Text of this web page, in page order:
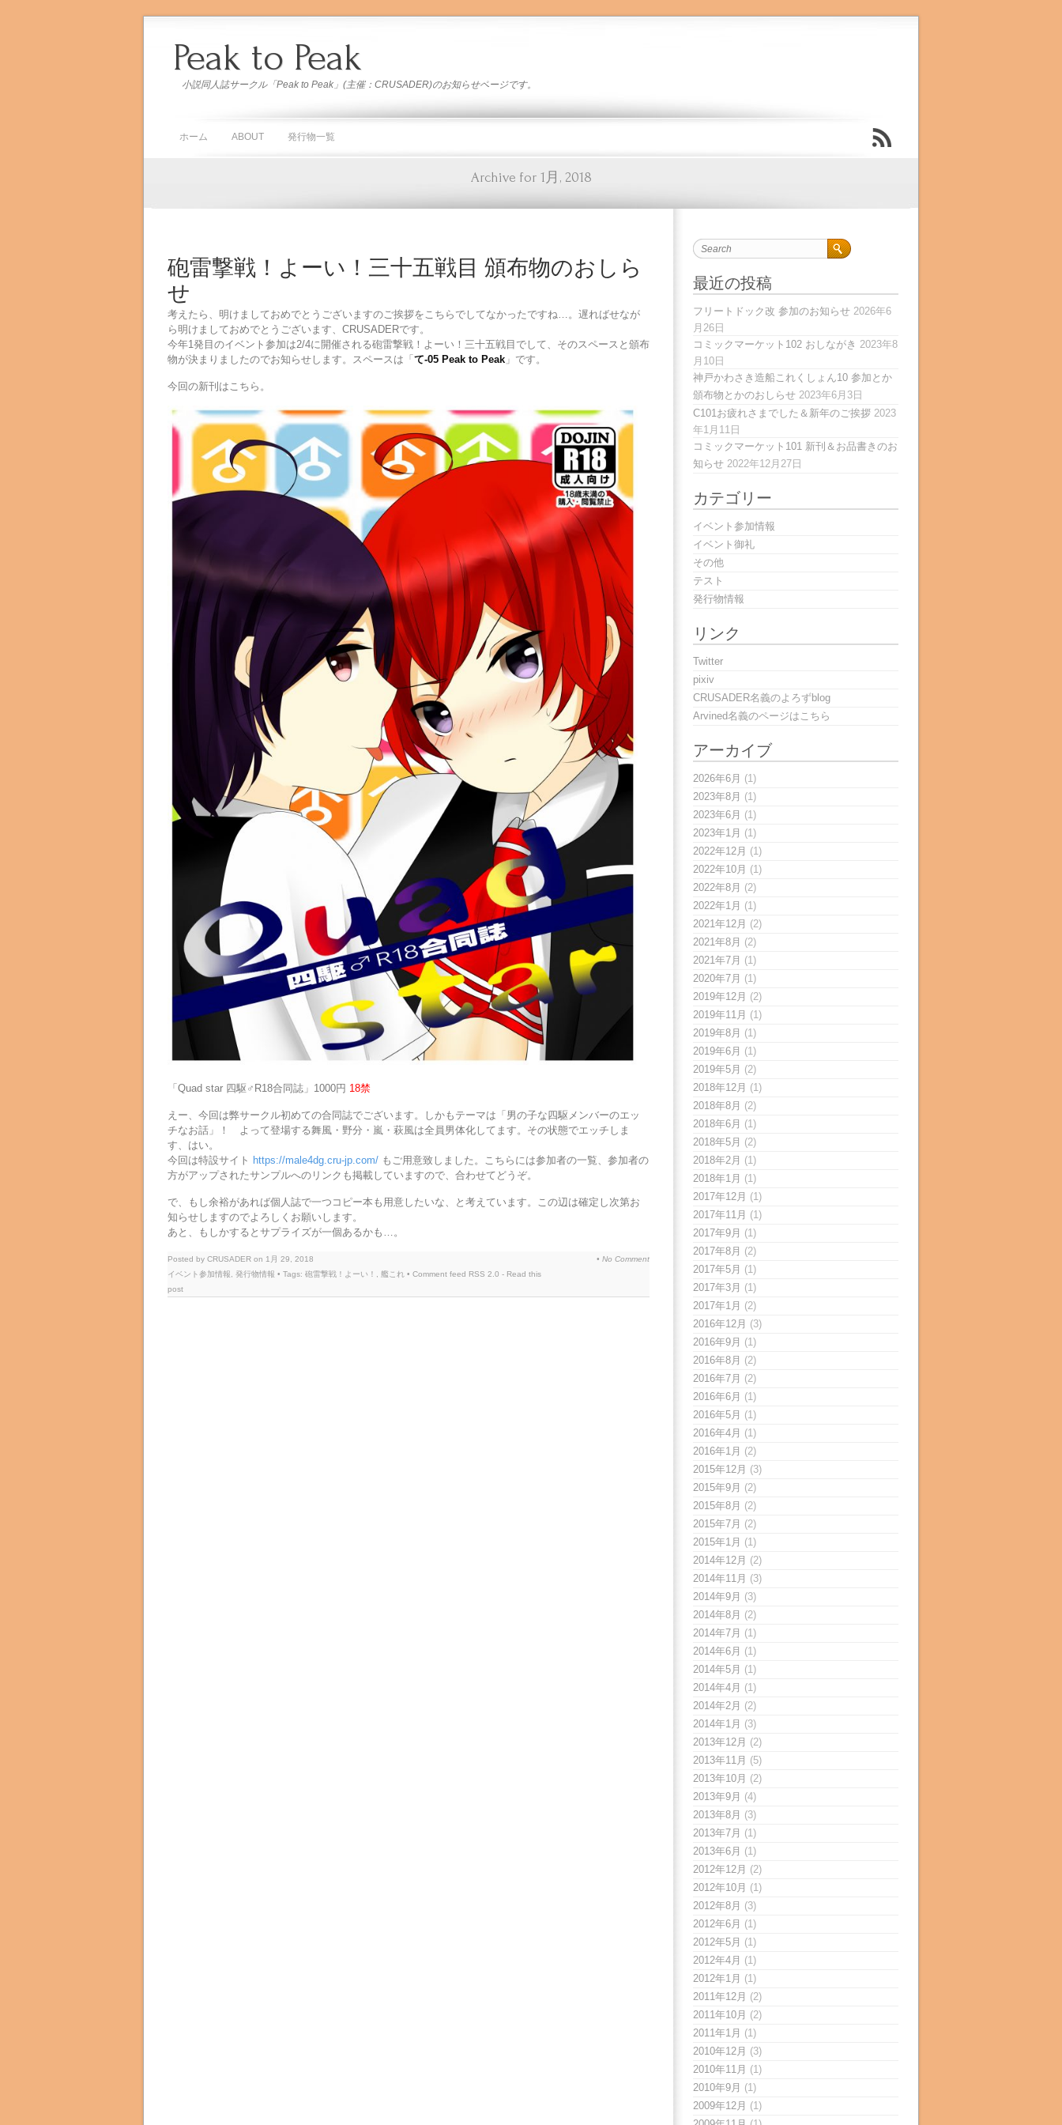
Peak to Peak
小説同人誌サークル「Peak to Peak」(主催：CRUSADER)のお知らせページです。
ホーム ABOUT 発行物一覧
Archive for 1月, 2018
砲雷撃戦！よーい！三十五戦目 頒布物のおしら
せ
考えたら、明けましておめでとうございますのご挨拶をこちらでしてなかったですね…。遅ればせなが
ら明けましておめでとうございます、CRUSADERです。
今年1発目のイベント参加は2/4に開催される砲雷撃戦！よーい！三十五戦目でして、そのスペースと頒布
物が決まりましたのでお知らせします。スペースは「 て-05 Peak to Peak 」です。
今回の新刊はこちら。
「Quad star 四駆♂R18合同誌」1000円 18禁
えー、今回は弊サークル初めての合同誌でございます。しかもテーマは「男の子な四駆メンバーのエッ
チなお話」！ よって登場する舞風・野分・嵐・萩風は全員男体化してます。その状態でエッチしま
す、はい。
今回は特設サイト https://male4dg.cru-jp.com/ もご用意致しました。こちらには参加者の一覧、参加者の
方がアップされたサンプルへのリンクも掲載していますので、合わせてどうぞ。
で、もし余裕があれば個人誌で一つコピー本も用意したいな、と考えています。この辺は確定し次第お
知らせしますのでよろしくお願いします。
あと、もしかするとサプライズが一個あるかも…。
Posted by CRUSADER on 1月 29, 2018
イベント参加情報, 発行物情報 • Tags: 砲雷撃戦！よーい！ , 艦これ • Comment feed RSS 2.0 - Read this
post
• No Comment
最近の投稿
フリートドック改 参加のお知らせ 2026年6
月26日
コミックマーケット102 おしながき 2023年8
月10日
神戸かわさき造船これくしょん10 参加とか
頒布物とかのおしらせ 2023年6月3日
C101お疲れさまでした＆新年のご挨拶 2023
年1月11日
コミックマーケット101 新刊＆お品書きのお
知らせ 2022年12月27日
カテゴリー
イベント参加情報
イベント御礼
その他
テスト
発行物情報
リンク
Twitter
pixiv
CRUSADER名義のよろずblog
Arvined名義のページはこちら
アーカイブ
2026年6月 (1)
2023年8月 (1)
2023年6月 (1)
2023年1月 (1)
2022年12月 (1)
2022年10月 (1)
2022年8月 (2)
2022年1月 (1)
2021年12月 (2)
2021年8月 (2)
2021年7月 (1)
2020年7月 (1)
2019年12月 (2)
2019年11月 (1)
2019年8月 (1)
2019年6月 (1)
2019年5月 (2)
2018年12月 (1)
2018年8月 (2)
2018年6月 (1)
2018年5月 (2)
2018年2月 (1)
2018年1月 (1)
2017年12月 (1)
2017年11月 (1)
2017年9月 (1)
2017年8月 (2)
2017年5月 (1)
2017年3月 (1)
2017年1月 (2)
2016年12月 (3)
2016年9月 (1)
2016年8月 (2)
2016年7月 (2)
2016年6月 (1)
2016年5月 (1)
2016年4月 (1)
2016年1月 (2)
2015年12月 (3)
2015年9月 (2)
2015年8月 (2)
2015年7月 (2)
2015年1月 (1)
2014年12月 (2)
2014年11月 (3)
2014年9月 (3)
2014年8月 (2)
2014年7月 (1)
2014年6月 (1)
2014年5月 (1)
2014年4月 (1)
2014年2月 (2)
2014年1月 (3)
2013年12月 (2)
2013年11月 (5)
2013年10月 (2)
2013年9月 (4)
2013年8月 (3)
2013年7月 (1)
2013年6月 (1)
2012年12月 (2)
2012年10月 (1)
2012年8月 (3)
2012年6月 (1)
2012年5月 (1)
2012年4月 (1)
2012年1月 (1)
2011年12月 (2)
2011年10月 (2)
2011年1月 (1)
2010年12月 (3)
2010年11月 (1)
2010年9月 (1)
2009年12月 (1)